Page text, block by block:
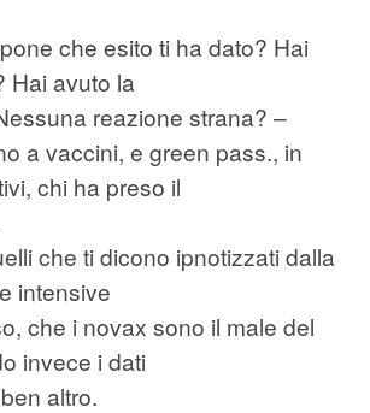
che esito ti ha dato? Hai
Hai avuto la
reazione strana? –
a vaccini, e green pass., in
chi ha preso il
che ti dicono ipnotizzati dalla
intensive
che i novax sono il male del
invece i dati
altro.